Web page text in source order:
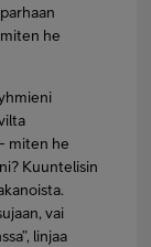
he
miten he
Kuuntelisin
vai
linjaa